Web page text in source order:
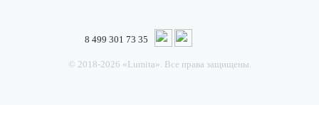
© 2018-2026 «Lumita». Все права защищены.
8 499 301 73 35